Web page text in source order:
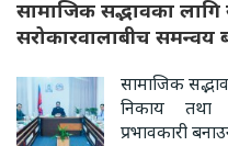
सामाजिक सद्भावका
सरोकारवालाबीच समन्वय
सामाजिक
निकाय तथा
प्रभावकारी